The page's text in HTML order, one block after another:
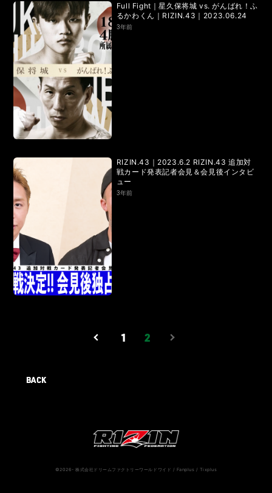
LANDMARK vol.3 LANDMARK vol.2
LANDMARK vol.1
HOME TOPICS
Full Fight｜星久保将城 vs. がんばれ！ふ
るかわくん｜RIZIN.43｜2023.06.24
3年前
RIZIN.43｜2023.6.2 RIZIN.43 追加対
戦カード発表記者会見＆会見後インタビ
ュー
3年前
1 2
BACK
©2026- 株式会社ドリームファクトリーワールドワイド / Fanplus / Tixplus